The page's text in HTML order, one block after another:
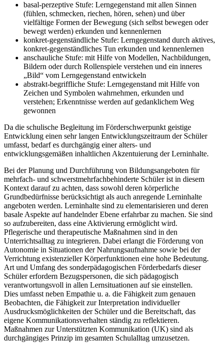
basal-perzeptive Stufe: Lerngegenstand mit allen Sinnen
(fühlen, schmecken, riechen, hören, sehen) und über
vielfältige Formen der Bewegung (sich selbst bewegen oder
bewegt werden) erkunden und kennenlernen
konkret-gegenständliche Stufe: Lerngegenstand durch aktives,
konkret-gegenständliches Tun erkunden und kennenlernen
anschauliche Stufe: mit Hilfe von Modellen, Nachbildungen,
Bildern oder durch Rollenspiele verstehen und ein inneres
„Bild“ vom Lerngegenstand entwickeln
abstrakt-begriffliche Stufe: Lerngegenstand mit Hilfe von
Zeichen und Symbolen wahrnehmen, erkunden und
verstehen; Erkenntnisse werden auf gedanklichem Weg
gewonnen
Da die schulische Begleitung im Förderschwerpunkt geistige
Entwicklung einen sehr langen Entwicklungszeitraum der Schüler
umfasst, bedarf es durchgängig einer alters- und
entwicklungsgemäßen inhaltlichen Akzentuierung der Lerninhalte.
Bei der Planung und Durchführung von Bildungsangeboten für
mehrfach- und schwerstmehrfachbehinderte Schüler ist in diesem
Kontext darauf zu achten, dass sowohl deren körperliche
Grundbedürfnisse berücksichtigt als auch anregende Lerninhalte
angeboten werden. Lerninhalte sind zu elementarisieren und deren
basale Aspekte auf handelnder Ebene erfahrbar zu machen. Sie sind
so aufzubereiten, dass eine Aktivierung ermöglicht wird.
Pflegerische und therapeutische Maßnahmen sind in den
Unterrichtsalltag zu integrieren. Dabei erlangt die Förderung von
Autonomie in Situationen der Nahrungsaufnahme sowie bei der
Verrichtung existenzieller Körperfunktionen eine hohe Bedeutung.
Art und Umfang des sonderpädagogischen Förderbedarfs dieser
Schüler erfordern Bezugspersonen, die sich pädagogisch
verantwortungsvoll in allen Lernsituationen auf sie einstellen.
Dies umfasst neben Empathie u. a. die Fähigkeit zum genauen
Beobachten, die Fähigkeit zur Interpretation individueller
Ausdrucksmöglichkeiten der Schüler und die Bereitschaft, das
eigene Kommunikationsverhalten ständig zu reflektieren.
Maßnahmen zur Unterstützten Kommunikation (UK) sind als
durchgängiges Prinzip im gesamten Schulalltag umzusetzen.